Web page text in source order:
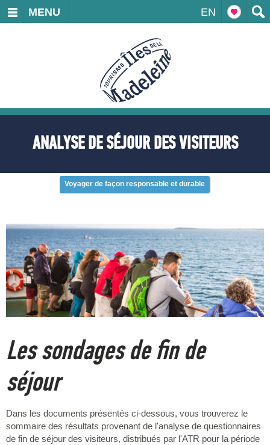
EN
MENU
ANALYSE DE SÉJOUR DES VISITEURS
Voyager de façon responsable et durable
Les sondages de fin de
séjour
Dans les documents présentés ci-dessous, vous trouverez le
sommaire des résultats provenant de l'analyse de questionnaires
de fin de séjour des visiteurs, distribués par l'ATR pour la période